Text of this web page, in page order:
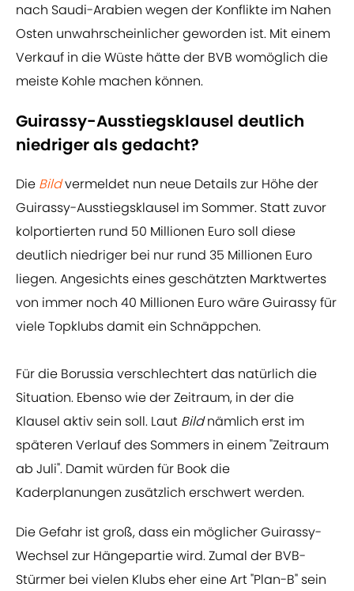
nach Saudi-Arabien wegen der Konflikte im Nahen
Osten unwahrscheinlicher geworden ist. Mit einem
Verkauf in die Wüste hätte der BVB womöglich die
meiste Kohle machen können.
Guirassy-Ausstiegsklausel deutlich
niedriger als gedacht?
Die Bildvermeldet nun neue Details zur Höhe der
Guirassy-Ausstiegsklausel im Sommer. Statt zuvor
kolportierten rund 50 Millionen Euro soll diese
deutlich niedriger bei nur rund 35 Millionen Euro
liegen. Angesichts eines geschätzten Marktwertes
von immer noch 40 Millionen Euro wäre Guirassy für
viele Topklubs damit ein Schnäppchen.
Für die Borussia verschlechtert das natürlich die
Situation. Ebenso wie der Zeitraum, in der die
Klausel aktiv sein soll. Laut Bildnämlich erst im
späteren Verlauf des Sommers in einem "Zeitraum
ab Juli". Damit würden für Book die
Kaderplanungen zusätzlich erschwert werden.
Die Gefahr ist groß, dass ein möglicher Guirassy-
Wechsel zur Hängepartie wird. Zumal der BVB-
Stürmer bei vielen Klubs eher eine Art "Plan-B" sein